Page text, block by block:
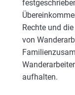
Rechte und
von
aufhalten.